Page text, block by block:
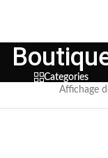
Categories
Affichage